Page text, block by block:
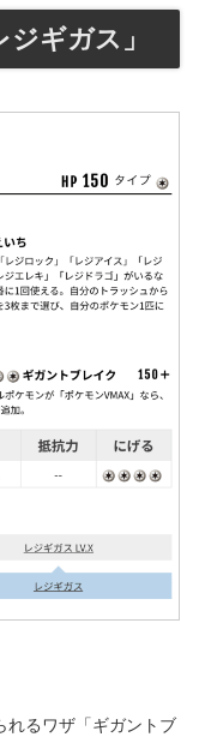
ギガス」
れるワザ「ギガントブ